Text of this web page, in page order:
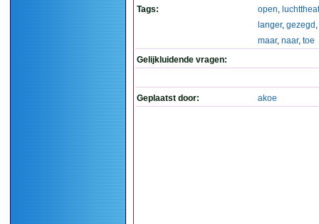
Tags:
open,
langer, gezegd ,
maar, naar, toe
Gelijkluidende vragen:
Geplaatst door: akoe